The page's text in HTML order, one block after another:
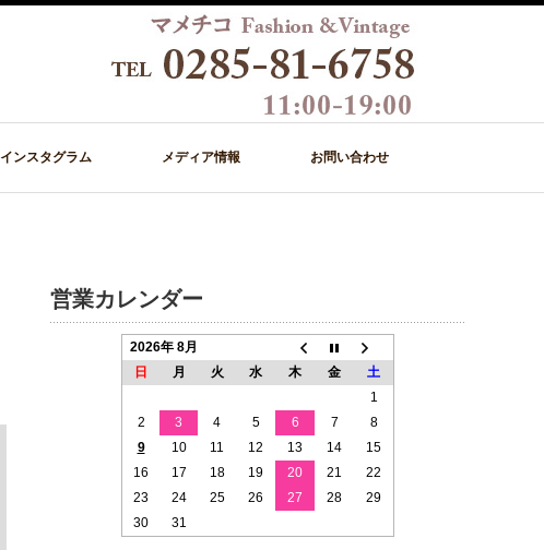
インスタグラム メディア情報 お問い合わせ
営業カレンダー
2026年 8月
日
月 火 水 木 金
土
1
2
3 4 5 6 7
8
9
10 11 12 13 14
15
16
17 18 19 20 21
22
23
24 25 26 27 28
29
30
31